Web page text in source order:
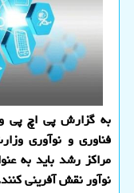
به گزارش پی اچ پی
فناوری و نوآوری
مراکز رشد باید به
نوآور نقش آفرینی